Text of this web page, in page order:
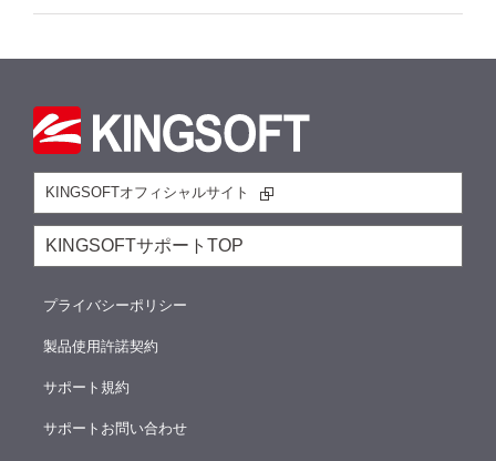
KINGSOFTオフィシャルサイト
KINGSOFTサポートTOP
プライバシーポリシー
製品使用許諾契約
サポート規約
サポートお問い合わせ